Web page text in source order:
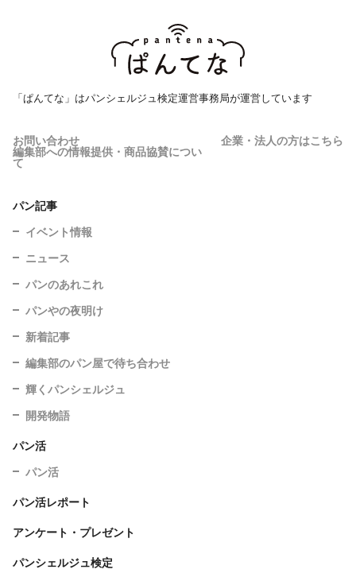
「ぱんてな」はパンシェルジュ検定運営事務局が運営しています
お問い合わせ 企業・法人の方はこちら
編集部への情報提供・商品協賛につい
て
パン記事
イベント情報
ニュース
パンのあれこれ
パンやの夜明け
新着記事
編集部のパン屋で待ち合わせ
輝くパンシェルジュ
開発物語
パン活
パン活
パン活レポート
アンケート・プレゼント
パンシェルジュ検定